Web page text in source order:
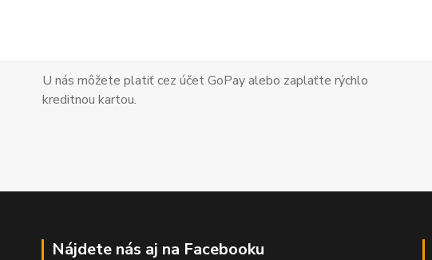
U nás môžete platiť cez účet GoPay alebo zaplaťte rýchlo
kreditnou kartou.
Nájdete nás aj na Facebooku